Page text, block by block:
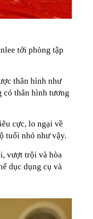
tới phòng tập
thân hình như
có thân hình tương
cực, lo ngại về
tuổi nhỏ như vậy.
vượt trội và hòa
dục dụng cụ và